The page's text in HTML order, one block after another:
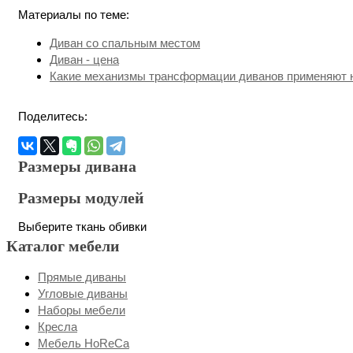
Материалы по теме:
Диван со спальным местом
Диван - цена
Какие механизмы трансформации диванов
Поделитесь:
Размеры дивана
Размеры модулей
Выберите ткань обивки
Каталог мебели
Прямые диваны
Угловые диваны
Наборы мебели
Кресла
Мебель HоRеCа